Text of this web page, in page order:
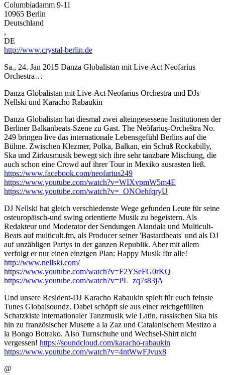
Columbiadamm 9-11
10965 Berlin
Deutschland
,
DE
http://www.crystal-berlin.de
Sa., 24. Jan 2015 Danza Globalistan mit Live-Act Neofarius
Orchestra…
Danza Globalistan mit Live-Act Neofarius Orchestra und DJs
Nellski und Karacho Rabaukin
Danza Globalistan hat diesmal zwei alteingesessene Institutionen der
Berliner Balkanbeats-Szene zu Gast. The Neôfariuş-Orcheštra No.
249 bringen live das internationale Lebensgefühl Berlins auf die
Bühne. Zwischen Klezmer, Polka, Balkan, ein Schuß Rockabilly,
Ska und Zirkusmusik bewegt sich ihre sehr tanzbare Mischung, die
auch schon eine Crowd auf ihrer Tour in Mexiko ausrasten ließ.
https://www.facebook.com/neofarius249
https://www.youtube.com/watch?v=WIXvpmW5m4E
https://www.youtube.com/watch?v=_ONOehfqryU
DJ Nellski hat gleich verschiedenste Wege gefunden Leute für seine
osteuropäisch-und swing orientierte Musik zu begeistern. Als
Redakteur und Moderator der Sendungen Alandala und Multicult-
Beats auf multicult.fm, als Producer seiner 'Bastardbeats' und als DJ
auf unzähligen Partys in der ganzen Republik. Aber mit allem
verfolgt er nur einen einzigen Plan: Happy Musik für alle!
http://www.nellski.com/
https://www.youtube.com/watch?v=F2YSeFG0rKQ
https://www.youtube.com/watch?v=PL_zq7s83jA
Und unsere Resident-DJ Karacho Rabaukin spielt für euch feinste
Tunes Globalsoundz. Dabei schöpft sie aus einer reichgefüllten
Schatzkiste internationaler Tanzmusik wie Latin, russischen Ska bis
hin zu französischer Musette a la Zaz und Catalanischem Mestizo a
la Bongo Botrako. Also Turnschuhe und Wechsel-Shirt nicht
vergessen! https://soundcloud.com/karacho-rabaukin
https://www.youtube.com/watch?v=4ntWwFJvux8
@